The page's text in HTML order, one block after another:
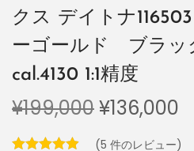
クス デイトナ
ーゴールド ブラ
cal.4130 1:1精度
¥199,000¥136,000
(5 件のレビュー)